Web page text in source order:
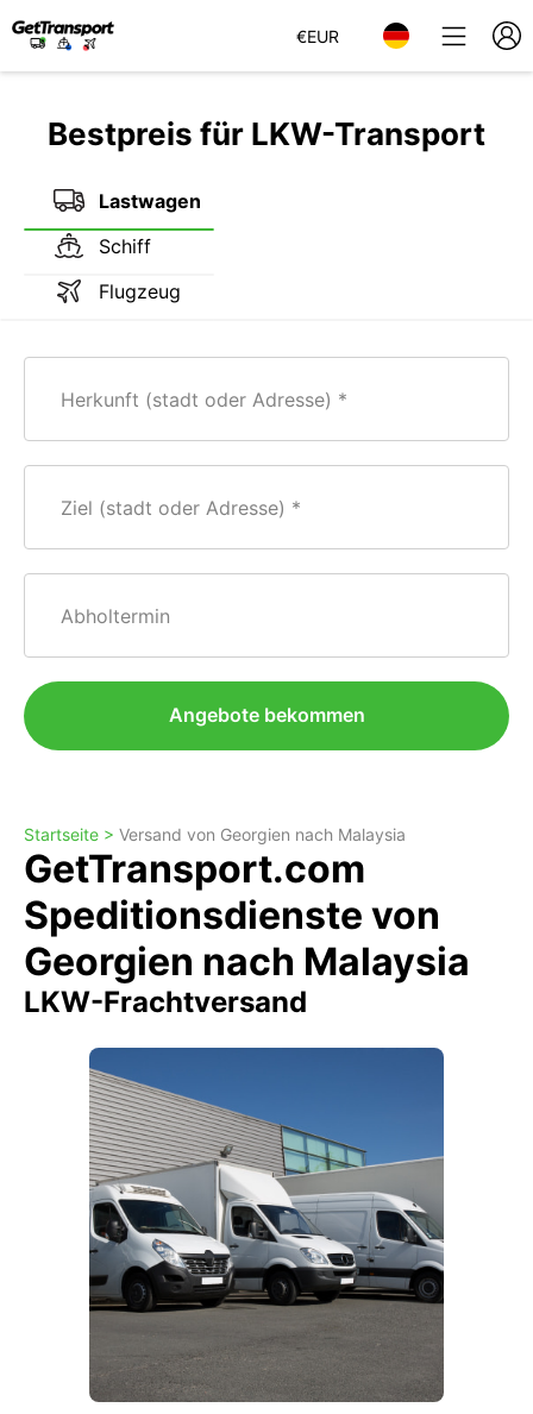
€EUR
Bestpreis für LKW-Transport
Lastwagen
Schiff
Flugzeug
Herkunft (stadt oder Adresse)
Ziel (stadt oder Adresse)
Abholtermin
Angebote bekommen
Startseite > Versand von Georgien nach Malaysia
GetTransport.com
Speditionsdienste von
Georgien nach Malaysia
LKW-Frachtversand